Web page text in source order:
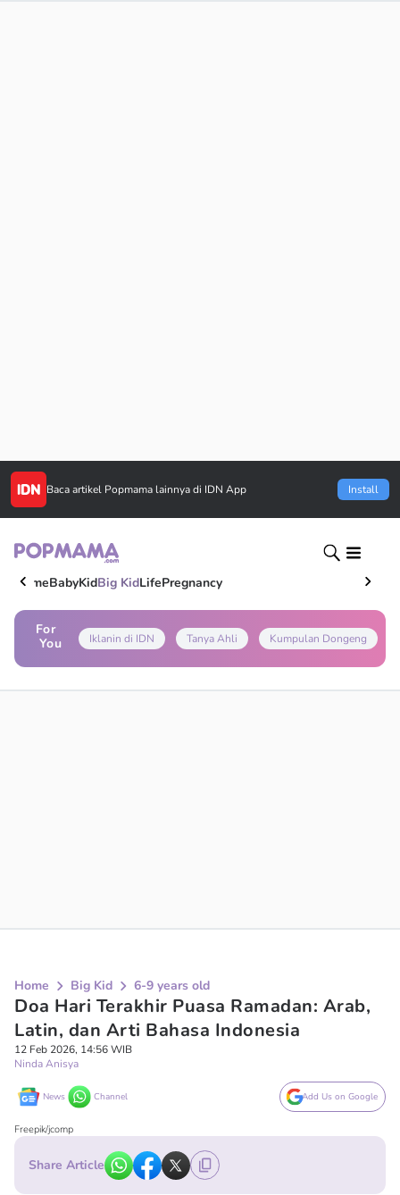
Baca artikel Popmama lainnya di IDN App Install
HomeBabyKidBig KidLifePregnancy
For
You
Iklanin di IDN Tanya Ahli Kumpulan Dongeng
Home Big Kid 6-9 years old
Doa Hari Terakhir Puasa Ramadan: Arab,
Latin, dan Arti Bahasa Indonesia
12 Feb 2026, 14:56 WIB
Ninda Anisya
News Channel Add Us on Google
Freepik/jcomp
Share Article